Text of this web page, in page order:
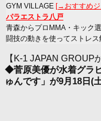
GYM VILLAGE [→おすすめジ
パラエストラ八戸
青森からプロMMA・キック
闘技の動きを使ってストレス
【K-1 JAPAN GROUP
◆菅原美優が水着グラ
ゅんです」が9月18日(